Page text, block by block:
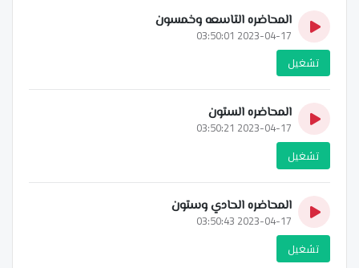
المحاضره التاسعه وخمسون
2023-04-17 03:50:01
تشغيل
المحاضره الستون
2023-04-17 03:50:21
تشغيل
المحاضره الحادي وستون
2023-04-17 03:50:43
تشغيل